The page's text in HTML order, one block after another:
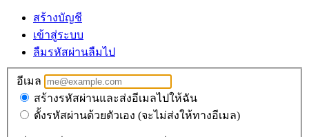
สร้างบัญชี
เข้าสู่ระบบ
ลืมรหัสผ่านลืมไป
อีเมล
สร้างรหัสผ่านและส่งอีเมลไปให้ฉัน
ตั้งรหัสผ่านด้วยตัวเอง (จะไม่ส่งให้ทางอีเมล)